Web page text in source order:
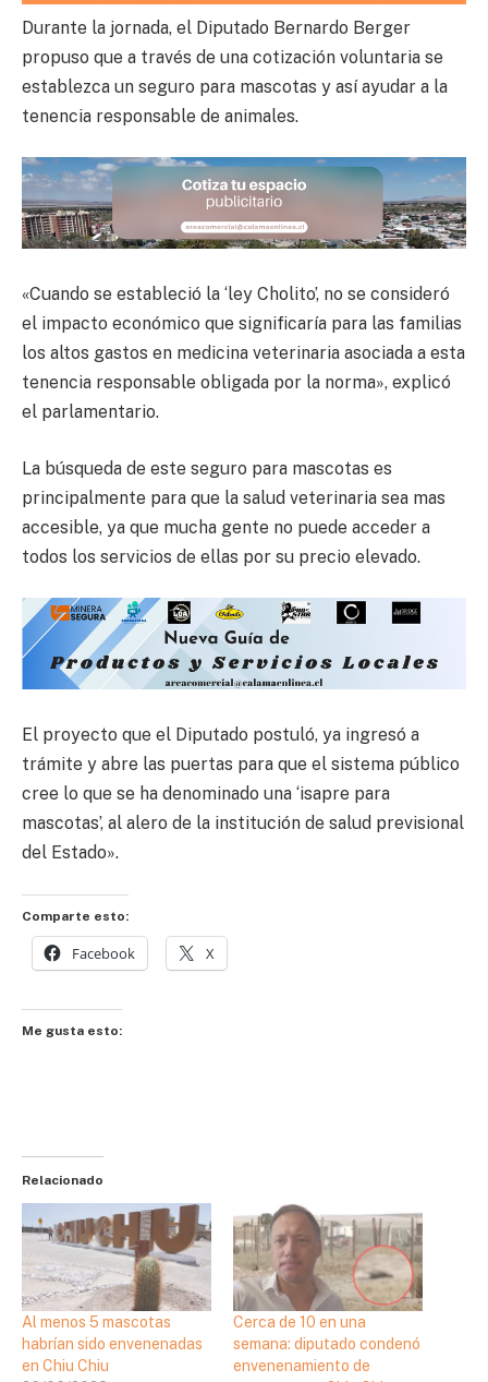
Durante la jornada, el Diputado Bernardo Berger
propuso que a través de una cotización voluntaria se
establezca un seguro para mascotas y así ayudar a la
tenencia responsable de animales.
«Cuando se estableció la ‘ley Cholito’, no se consideró
el impacto económico que significaría para las familias
los altos gastos en medicina veterinaria asociada a esta
tenencia responsable obligada por la norma», explicó
el parlamentario.
La búsqueda de este seguro para mascotas es
principalmente para que la salud veterinaria sea mas
accesible, ya que mucha gente no puede acceder a
todos los servicios de ellas por su precio elevado.
El proyecto que el Diputado postuló, ya ingresó a
trámite y abre las puertas para que el sistema público
cree lo que se ha denominado una ‘isapre para
mascotas’, al alero de la institución de salud previsional
del Estado».
Comparte esto:
Facebook X
Me gusta esto:
Relacionado
Al menos 5 mascotas
habrían sido envenenadas
en Chiu Chiu
Cerca de 10 en una
semana: diputado condenó
envenenamiento de